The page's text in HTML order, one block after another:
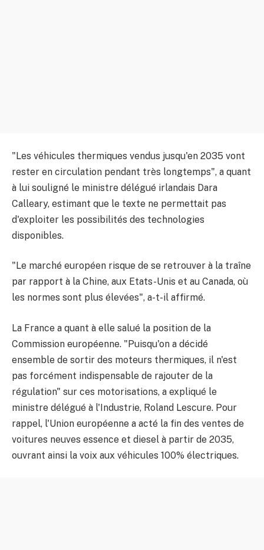
"Les véhicules thermiques vendus jusqu'en 2035 vont
rester en circulation pendant très longtemps", a quant
à lui souligné le ministre délégué irlandais Dara
Calleary, estimant que le texte ne permettait pas
d'exploiter les possibilités des technologies
disponibles.
"Le marché européen risque de se retrouver à la traîne
par rapport à la Chine, aux Etats-Unis et au Canada, où
les normes sont plus élevées", a-t-il affirmé.
La France a quant à elle salué la position de la
Commission européenne. "Puisqu'on a décidé
ensemble de sortir des moteurs thermiques, il n'est
pas forcément indispensable de rajouter de la
régulation" sur ces motorisations, a expliqué le
ministre délégué à l'Industrie, Roland Lescure. Pour
rappel, l'Union européenne a acté la fin des ventes de
voitures neuves essence et diesel à partir de 2035,
ouvrant ainsi la voix aux véhicules 100% électriques.